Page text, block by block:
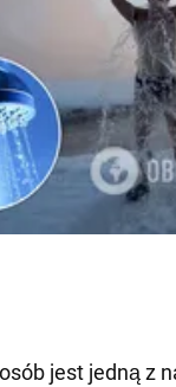
jest jedną z